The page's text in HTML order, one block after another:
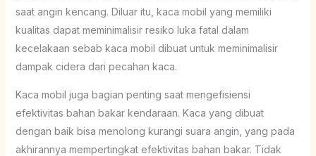
saat angin kencang. Diluar itu, kaca mobil yang memiliki
kualitas dapat meminimalisir resiko luka fatal dalam
kecelakaan sebab kaca mobil dibuat untuk meminimalisir
dampak cidera dari pecahan kaca.
Kaca mobil juga bagian penting saat mengefisiensi
efektivitas bahan bakar kendaraan. Kaca yang dibuat
dengan baik bisa menolong kurangi suara angin, yang pada
akhirannya mempertingkat efektivitas bahan bakar. Tidak